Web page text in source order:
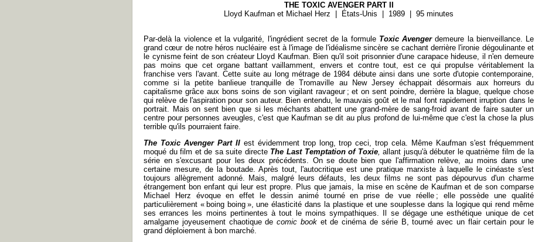
THE TOXIC AVENGER PART II
Lloyd Kaufman et Michael Herz | États-Unis | 1989 | 95 minutes
Par-delà la violence et la vulgarité, l'ingrédient secret de la formule Toxic Avengerdemeure la bienveillance. Le
grand cœur de notre héros nucléaire est à l'image de l'idéalisme sincère se cachant derrière l'ironie dégoulinante et
le cynisme feint de son créateur Lloyd Kaufman. Bien qu'il soit prisonnier d'une carapace hideuse, il n'en demeure
pas moins que cet organe battant vaillamment, envers et contre tout, est ce qui propulse véritablement la
franchise vers l'avant. Cette suite au long métrage de 1984 débute ainsi dans une sorte d'utopie contemporaine,
comme si la petite banlieue tranquille de Tromaville au New Jersey échappait désormais aux horreurs du
capitalisme grâce aux bons soins de son vigilant ravageur ; et on sent poindre, derrière la blague, quelque chose
qui relève de l'aspiration pour son auteur. Bien entendu, le mauvais goût et le mal font rapidement irruption dans le
portrait. Mais on sent bien que si les méchants abattent une grand-mère de sang-froid avant de faire sauter un
centre pour personnes aveugles, c'est que Kaufman se dit au plus profond de lui-même que c'est la chose la plus
terrible qu'ils pourraient faire.
The Toxic Avenger Part II est évidemment trop long, trop ceci, trop cela. Même Kaufman s'est fréquemment
moqué du film et de sa suite directe The Last Temptation of Toxie,allant jusqu'à débuter le quatrième film de la
série en s'excusant pour les deux précédents. On se doute bien que l'affirmation relève, au moins dans une
certaine mesure, de la boutade. Après tout, l'autocritique est une pratique marxiste à laquelle le cinéaste s'est
toujours allègrement adonné. Mais, malgré leurs défauts, les deux films ne sont pas dépourvus d'un charme
étrangement bon enfant qui leur est propre. Plus que jamais, la mise en scène de Kaufman et de son comparse
Michael Herz évoque en effet le dessin animé tourné en prise de vue réelle ; elle possède une qualité
particulièrement « boing boing », une élasticité dans la plastique et une souplesse dans la logique qui rend même
ses errances les moins pertinentes à tout le moins sympathiques. Il se dégage une esthétique unique de cet
amalgame joyeusement chaotique decomic book et de cinéma de série B, tourné avec un flair certain pour le
grand déploiement à bon marché.